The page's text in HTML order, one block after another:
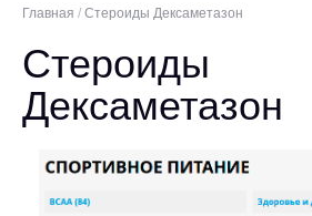
Главная / Стероиды Дексаметазон
Стероиды
Дексаметазон